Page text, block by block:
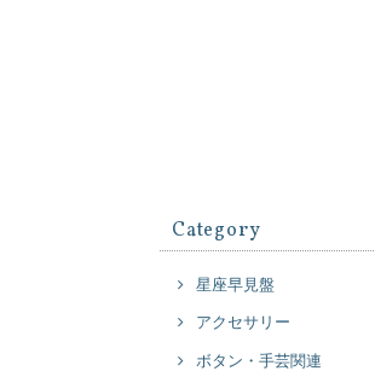
Category
星座早見盤
アクセサリー
ボタン・手芸関連